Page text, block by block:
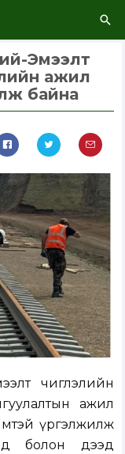
Эмээлт
ажил
байна
чиглэлийн
ажил
үргэлжилж
болон дээд